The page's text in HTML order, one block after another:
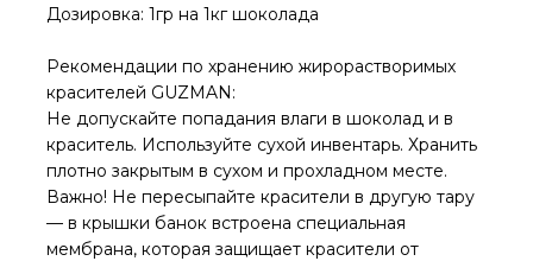
Дозировка: 1гр на 1кг шоколада
Рекомендации по хранению жирорастворимых
красителей GUZMAN:
Не допускайте попадания влаги в шоколад и в
краситель. Используйте сухой инвентарь. Хранить
плотно закрытым в сухом и прохладном месте.
Важно! Не пересыпайте красители в другую тару
— в крышки банок встроена специальная
мембрана, которая защищает красители от